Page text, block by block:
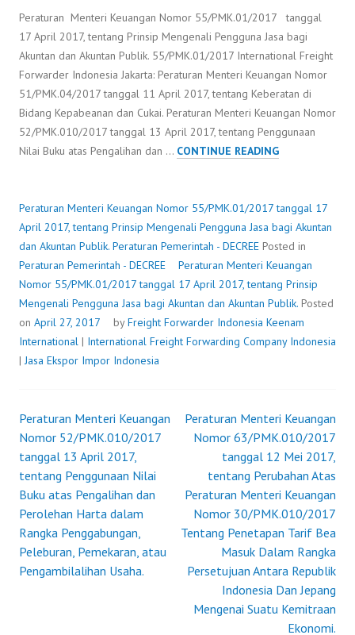
Peraturan Menteri Keuangan Nomor 55/PMK.01/2017 tanggal
17 April 2017, tentang Prinsip Mengenali Pengguna Jasa bagi
Akuntan dan Akuntan Publik. 55/PMK.01/2017 International Freight
Forwarder Indonesia Jakarta: Peraturan Menteri Keuangan Nomor
51/PMK.04/2017 tanggal 11 April 2017, tentang Keberatan di
Bidang Kepabeanan dan Cukai. Peraturan Menteri Keuangan Nomor
52/PMK.010/2017 tanggal 13 April 2017, tentang Penggunaan
Nilai Buku atas Pengalihan dan … CONTINUE READINGPERATURAN
NOMOR
55/PMK.01/
TANGGAL
17
APRIL
2017,
TENTANG
PRINSIP
BAGI
AKUNTAN
DAN
AKUNTAN
PUBLIK.
Peraturan Menteri Keuangan Nomor 55/PMK.01/2017 tanggal 17
April 2017, tentang Prinsip Mengenali Pengguna Jasa bagi Akuntan
dan Akuntan Publik. Peraturan Pemerintah - DECREE Posted in
Peraturan Pemerintah - DECREE
Peraturan Menteri Keuangan
Nomor 55/PMK.01/2017 tanggal 17 April 2017, tentang Prinsip
Mengenali Pengguna Jasa bagi Akuntan dan Akuntan Publik. Posted
on April 27, 2017 byFreight Forwarder Indonesia Keenam
International | International Freight Forwarding Company Indonesia
|Jasa Ekspor Impor Indonesia
Post
navigation
Peraturan Menteri Keuangan
Nomor 52/PMK.010/2017
tanggal 13 April 2017,
tentang Penggunaan Nilai
Buku atas Pengalihan dan
Perolehan Harta dalam
Rangka Penggabungan,
Peleburan, Pemekaran, atau
Pengambilalihan Usaha.
Peraturan Menteri Keuangan
Nomor 63/PMK.010/2017
tanggal 12 Mei 2017,
tentang Perubahan Atas
Peraturan Menteri Keuangan
Nomor 30/PMK.010/2017
Tentang Penetapan Tarif Bea
Masuk Dalam Rangka
Persetujuan Antara Republik
Indonesia Dan Jepang
Mengenai Suatu Kemitraan
Ekonomi.